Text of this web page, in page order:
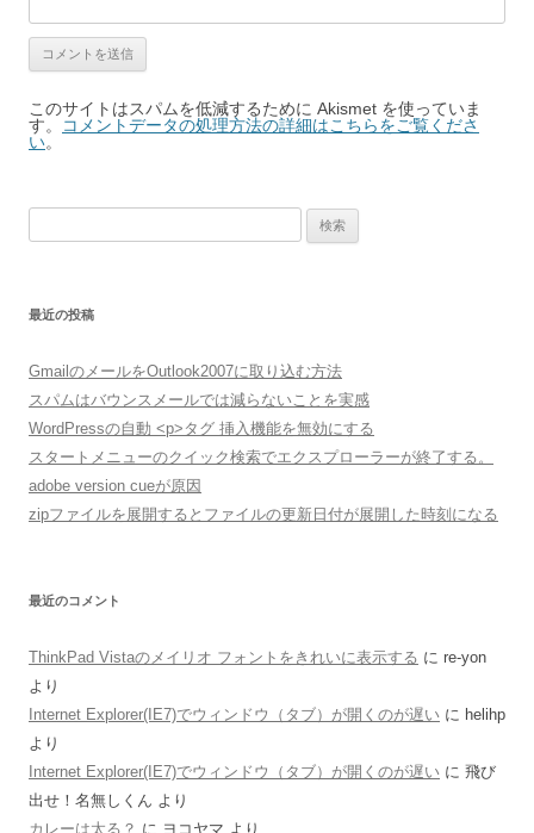
このサイトはスパムを低減するために Akismet を使っていま
す。
コメントデータの処理方法の詳細はこちらをご覧くださ
い。
最近の投稿
GmailのメールをOutlook2007に取り込む方法
スパムはバウンスメールでは減らないことを実感
WordPressの自動 <p>タグ 挿入機能を無効にする
スタートメニューのクイック検索でエクスプローラーが終了する。
adobe version cueが原因
zipファイルを展開するとファイルの更新日付が展開した時刻になる
最近のコメント
ThinkPad Vistaのメイリオ フォントをきれいに表示する に re-yon
より
Internet Explorer(IE7)でウィンドウ（タブ）が開くのが遅い に helihp
より
Internet Explorer(IE7)でウィンドウ（タブ）が開くのが遅い に 飛び
出せ！名無しくん より
カレーは太る？ に ヨコヤマ より